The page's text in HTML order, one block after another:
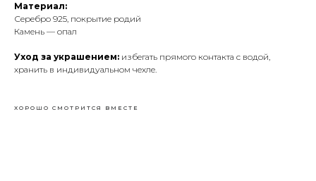
Материал:
Серебро 925, покрытие родий
Камень — опал
Уход за украшением: избегать прямого контакта с водой,
хранить в индивидуальном чехле.
ХОРОШО СМОТРИТСЯ ВМЕСТЕ
в корзине вы можете выбрать удобный ПВЗ.
Стоимость и ориентировочные сроки доставки
тарифам компании.
При заказе от 5000₽ доставка
ОПЛАТА